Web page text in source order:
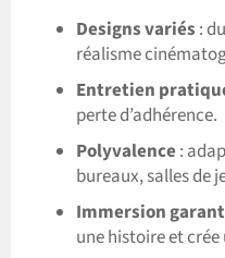
Designs variés :
réalisme
Entretien
perte d’adhérence.
Polyvalence:
bureaux, salles de
Immersion
une histoire et